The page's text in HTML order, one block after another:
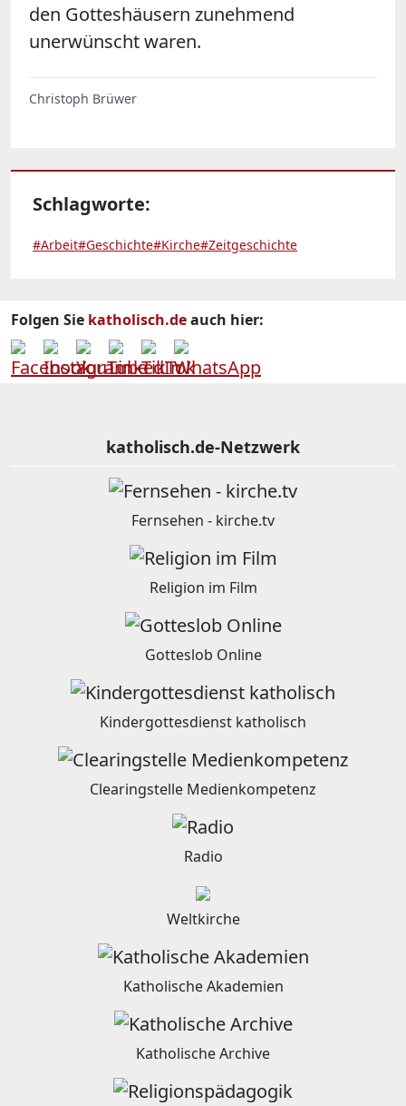
den Gotteshäusern zunehmend
unerwünscht waren.
Christoph Brüwer
Schlagworte:
#Arbeit#Geschichte#Kirche#Zeitgeschichte
Folgen Sie katholisch.deauch hier:
katholisch.de-Netzwerk
Fernsehen - kirche.tv
Religion im Film
Gotteslob Online
Kindergottesdienst katholisch
Clearingstelle Medienkompetenz
Radio
Weltkirche
Katholische Akademien
Katholische Archive